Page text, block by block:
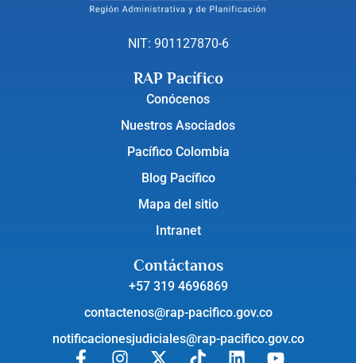
NIT: 901127870-6
RAP Pacífico
Conócenos
Nuestros Asociados
Pacífico Colombia
Blog Pacífico
Mapa del sitio
Intranet
Contáctanos
+57 319 4696869
contactenos@rap-pacifico.gov.co
notificacionesjudiciales@rap-pacifico.gov.co